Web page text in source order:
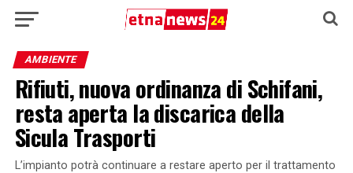
AMBIENTE
Rifiuti, nuova ordinanza di Schifani,
resta aperta la discarica della
Sicula Trasporti
L’impianto potrà continuare a restare aperto per il trattamento